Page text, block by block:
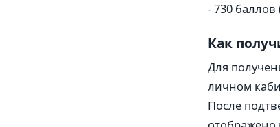
- 730 баллов
Как
Для
личном
После